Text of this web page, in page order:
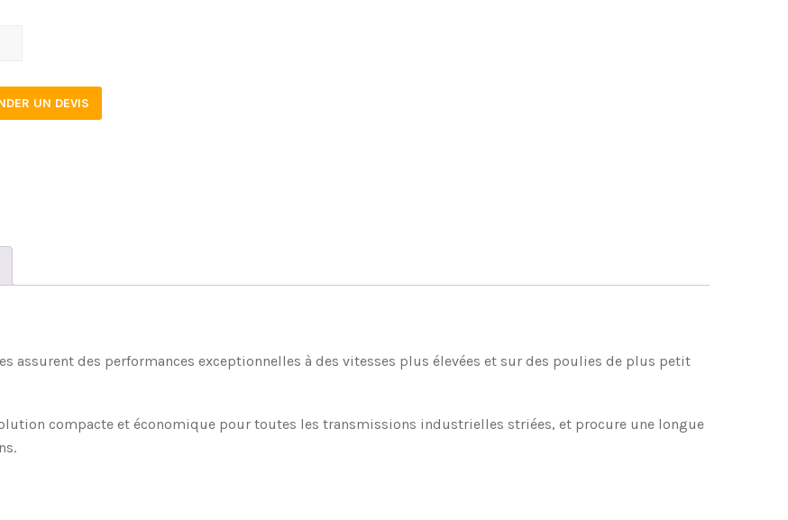
UN DEVIS
assurent des performances exceptionnelles à des vitesses plus élevées et sur des poulies de plus petit
compacte et économique pour toutes les transmissions industrielles striées, et procure une longue